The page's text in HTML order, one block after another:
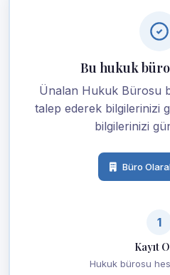
Bu hukuk
Ünalan Hukuk Bürosu
talep ederek bilgilerinizi
bilgilerinizi
Büro
1
Kayıt
Hukuk bürosu